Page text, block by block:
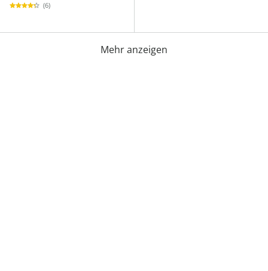
(6)
Mehr anzeigen